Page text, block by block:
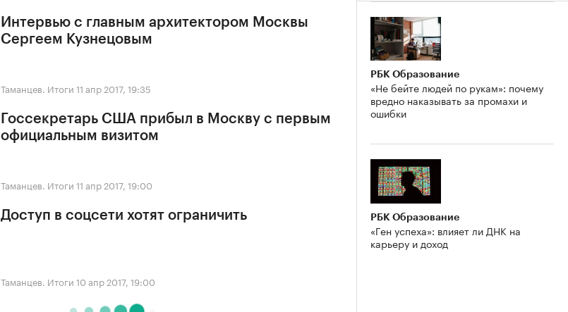
Интервью с главным архитектором Москвы
Сергеем Кузнецовым
Таманцев. Итоги 11 апр 2017, 19:35
Госсекретарь США прибыл в Москву с первым
официальным визитом
Таманцев. Итоги 11 апр 2017, 19:00
Доступ в соцсети хотят ограничить
Таманцев. Итоги 10 апр 2017, 19:00
РБК Образование
«Не бейте людей по рукам»: почему
вредно наказывать за промахи и
ошибки
РБК Образование
«Ген успеха»: влияет ли ДНК на
карьеру и доход